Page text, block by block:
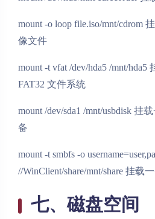
mount -o loop file.iso/mnt/cdrom
像文件
mount -t vfat /dev/hda5 /mnt/hda5
FAT32 文件系统
mount /dev/sda1 /mnt/usbdisk 挂
备
mount -t smbfs -o
//WinClient/share/mnt/share 挂载
七、磁盘空间